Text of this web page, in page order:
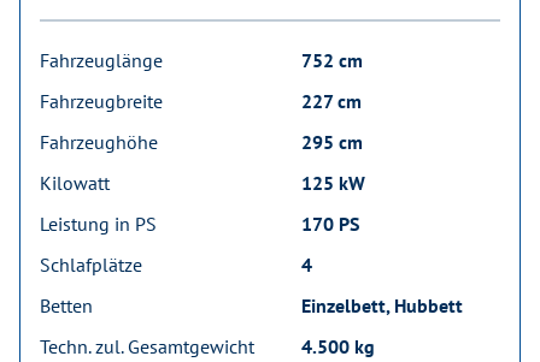
Fahrzeuglänge
752 cm
Fahrzeugbreite
227 cm
Fahrzeughöhe
295 cm
Kilowatt
125 kW
Leistung in PS
170 PS
Schlafplätze
4
Betten
Einzelbett, Hubbett
Techn. zul. Gesamtgewicht
4.500 kg